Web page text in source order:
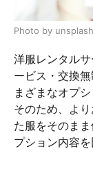
Photo by
洋服レンタル
ービス・交換
まざまなオプ
そのため、よ
た服をそのま
プション内容